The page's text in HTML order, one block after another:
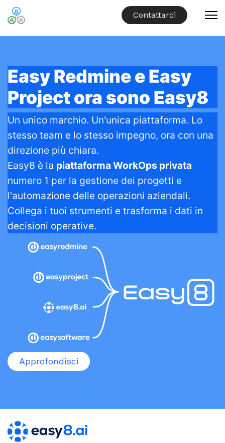
Contattarci
Easy Redmine e Easy
Project ora sono Easy8
Un unico marchio. Un'unica piattaforma. Lo
stesso team e lo stesso impegno, ora con una
direzione più chiara.
Easy8 è la piattaforma WorkOps privata
numero 1 per la gestione dei progetti e
l'automazione delle operazioni aziendali.
Collega i tuoi strumenti e trasforma i dati in
decisioni operative.
Approfondisci